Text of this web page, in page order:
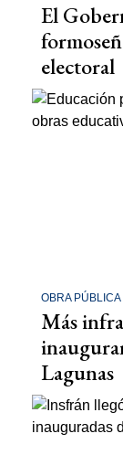
El
electoral
OBRA PÚBLICA
Más
Lagunas